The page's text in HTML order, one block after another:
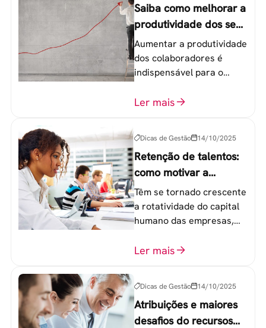
Saiba como melhorar a
produtividade dos seus
colaboradores
Aumentar a produtividade
dos colaboradores é
indispensável para o
equipe de trabalho. 6
Ler mais
Dicas de Gestão 14/10/2025
Retenção de talentos:
como motivar a
geração Y nas
empresas?
Têm se tornado crescente
a rotatividade do capital
humano das empresas,
colaboradores na faixa de
Ler mais
Dicas de Gestão 14/10/2025
Atribuições e maiores
desafios do recursos